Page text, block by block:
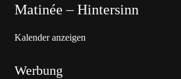
Matinée – Hintersinn
Kalender anzeigen
Werbung